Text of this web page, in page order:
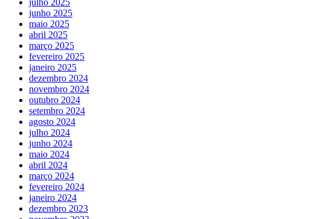
julho 2025
junho 2025
maio 2025
abril 2025
março 2025
fevereiro 2025
janeiro 2025
dezembro 2024
novembro 2024
outubro 2024
setembro 2024
agosto 2024
julho 2024
junho 2024
maio 2024
abril 2024
março 2024
fevereiro 2024
janeiro 2024
dezembro 2023